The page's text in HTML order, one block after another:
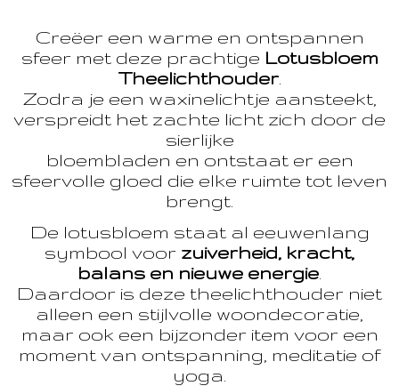
Creëer een warme en ontspannen
sfeer met deze prachtige Lotusbloem
Theelichthouder.
Zodra je een waxinelichtje aansteekt,
verspreidt het zachte licht zich door de
sierlijke
bloembladen en ontstaat er een
sfeervolle gloed die elke ruimte tot leven
brengt.
De lotusbloem staat al eeuwenlang
symbool voor zuiverheid, kracht,
balans en nieuwe energie
Daardoor is deze theelichthouder niet
alleen een stijlvolle woondecoratie,
maar ook een bijzonder item voor een
moment van ontspanning, meditatie of
yoga.